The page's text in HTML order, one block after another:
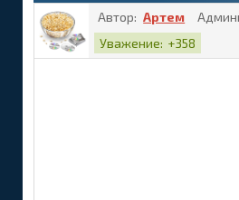
Автор: Артем
Уважение: +358